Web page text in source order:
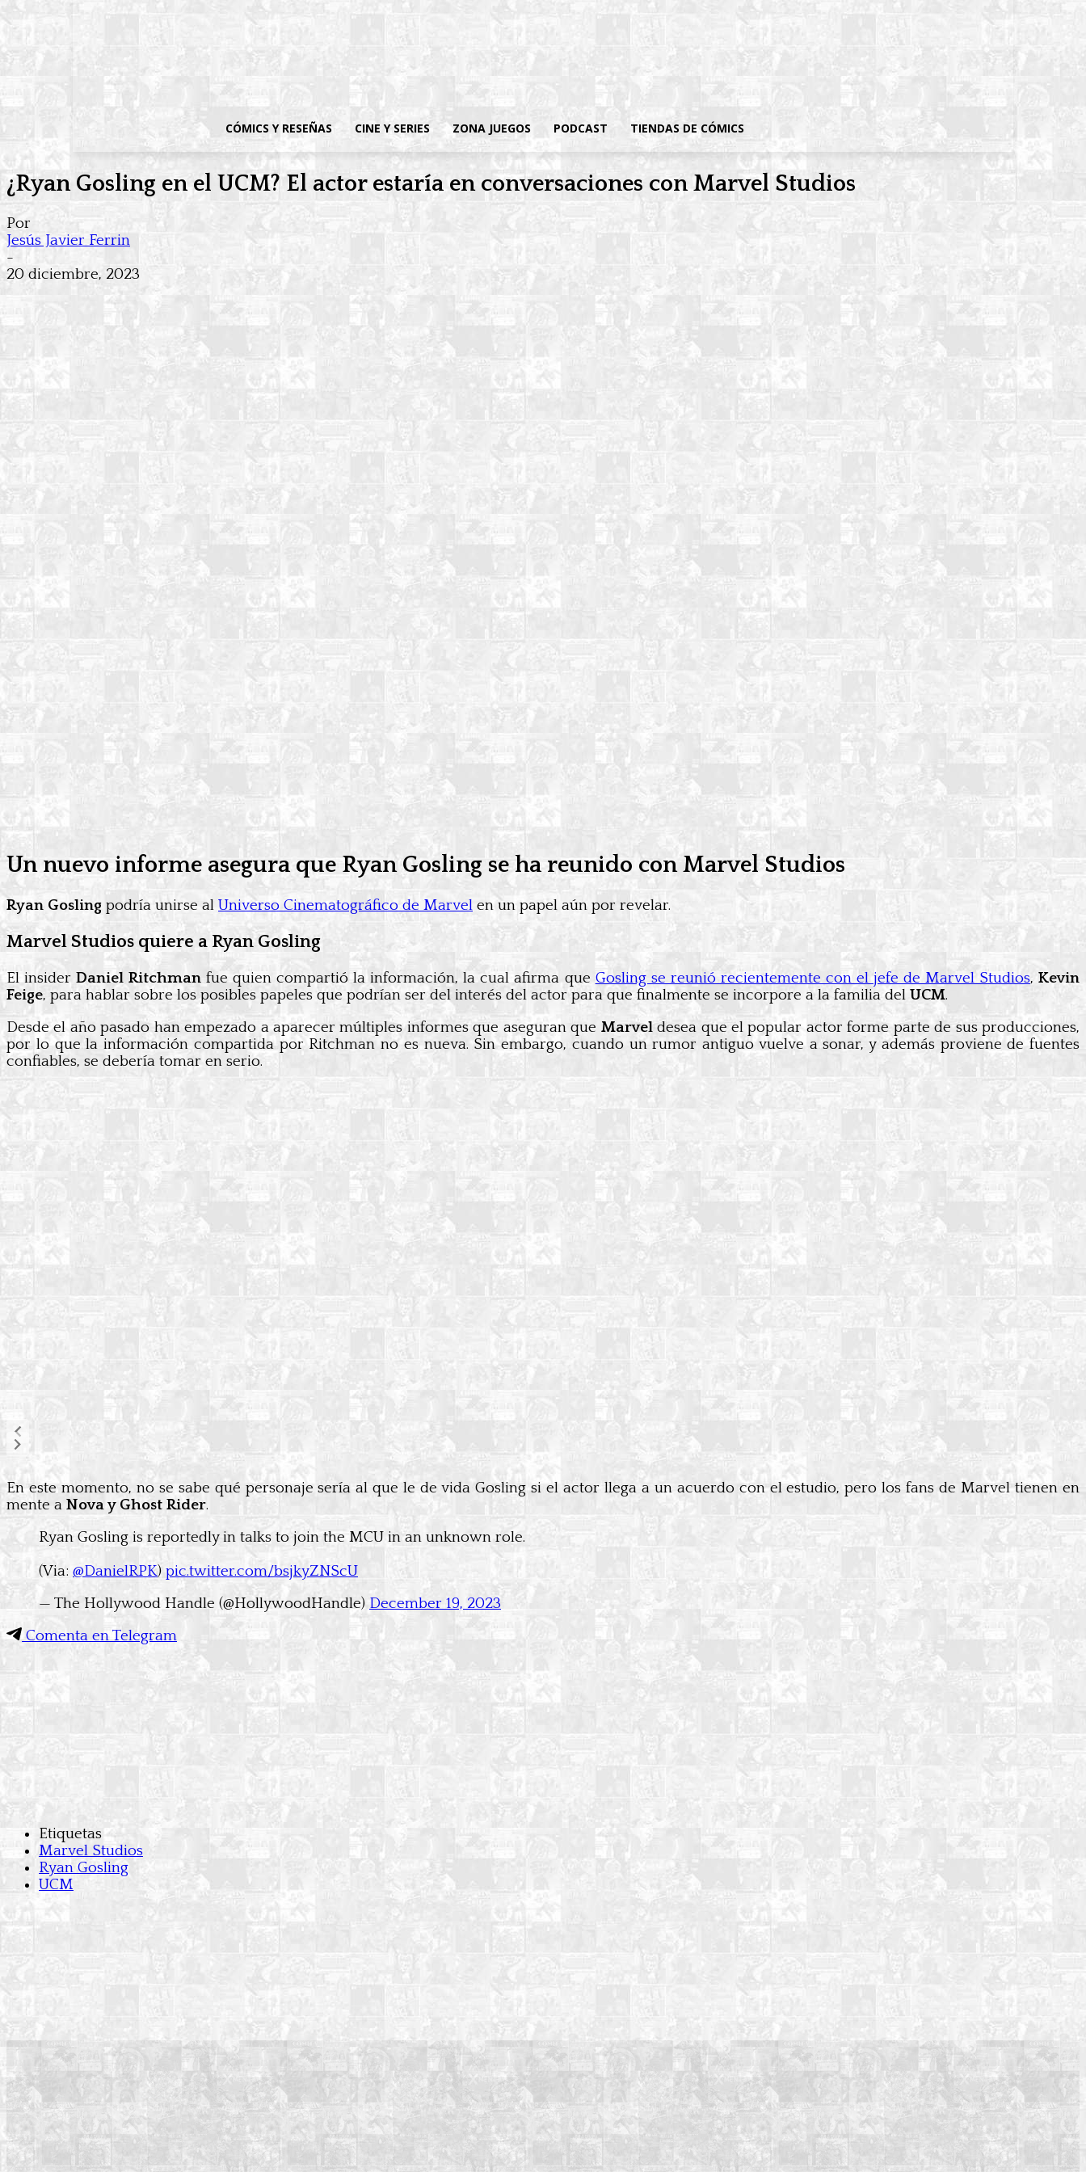
CÓMICS Y RESEÑAS CINE Y SERIES ZONA JUEGOS PODCAST TIENDAS DE CÓMICS
¿Ryan Gosling en el UCM? El actor estaría en conversaciones con Marvel Studios
Por
Jesús Javier Ferrin
-
20 diciembre, 2023
Un nuevo informe asegura que Ryan Gosling se ha reunido con Marvel Studios
Ryan Gosling podría unirse al Universo Cinematográfico de Marvel en un papel aún por revelar.
Marvel Studios quiere a Ryan Gosling
El insiderDaniel Ritchman fue quien compartió la información, la cual afirma que Gosling se reunió recientemente con el jefe de Marvel Studios,Kevin
Feige, para hablar sobre los posibles papeles que podrían ser del interés del actor para que finalmente se incorpore a la familia del UCM.
Desde el año pasado han empezado a aparecer múltiples informes que aseguran que Marveldesea que el popular actor forme parte de sus producciones,
por lo que la información compartida por Ritchman no es nueva. Sin embargo, cuando un rumor antiguo vuelve a sonar, y además proviene de fuentes
confiables, se debería tomar en serio.
En este momento, no se sabe qué personaje sería al que le de vida Gosling si el actor llega a un acuerdo con el estudio, pero los fans de Marvel tienen en
mente a Nova y Ghost Rider.
Ryan Gosling is reportedly in talks to join the MCU in an unknown role.
(Via: @DanielRPK) pic.twitter.com/bsjkyZNScU
— The Hollywood Handle (@HollywoodHandle) December 19, 2023
Comenta en Telegram
Etiquetas
Marvel Studios
Ryan Gosling
UCM